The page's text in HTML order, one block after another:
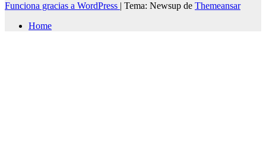
Funciona gracias a WordPress | Tema: Newsup de Themeansar
Home